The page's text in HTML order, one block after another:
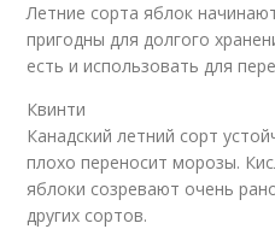
Летние сорта яблок
пригодны для долгого
есть и использовать для
Квинти
Канадский летний сорт
плохо переносит морозы.
яблоки созревают очень
других сортов.